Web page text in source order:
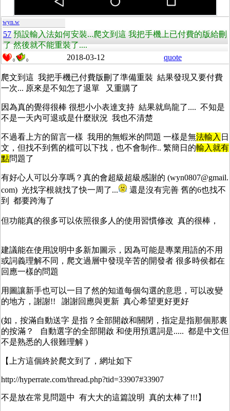
wyn.w
57 預設輸入法如何安裝...爬文到這 我把手機上已付費的版給刪
了 然後就不能重裝了....
0 0 2018-03-12 quote
爬文到這 我把手機已付費版刪了準備重裝 結果發現又要付費
一次... 原來是不知怎了退單 又重購了
因為真的覺得很棒 很想小小表達支持 結果就烏龍了.... 不知是
不是一天內可退或是什麼狀況 我也不清楚
不過看上方的留言一樣 我用的無蝦米的問題 一樣是無法輸入 日
文，但找不到舊的檔可以下找，也不會制作.. 繁簡日的輸入就有
點問題了
有好心人可以分享嗎？真的會超級超級感謝的 (wyn0807@gmail.
com) 光找字根就找了快一周了...
還是沒有完善 舊的6也找不
到 都要跨海了
但功能真的很多可以依照很多人的使用習慣修改 真的很棒，
建議能在使用說明中多新加圖示，因為可能是專業用語的不用
或詞義理解不同，爬文過層中發現辛苦的開發者 很多時侯都在
回應一樣的問題
用圖讓新手也可以一目了然的知道每個勾選的意思，可以改變
的地方，謝謝!! 謝謝回應與更新 真心希望更好更好
(如，按滿自動送字 是指？全部開啟和關閉，指定是指那個那裏
的按滿？ 自動選字的全部開啟 和使用預選詞是..... 都是中文但
不是熟悉的人很難理解 )
【上方這個終於爬文到了，網址如下
http://hyperrate.com/thread.php?tid=33907#33907
不是放在常見問題中 有大大的這篇說明 真的太棒了!!!】